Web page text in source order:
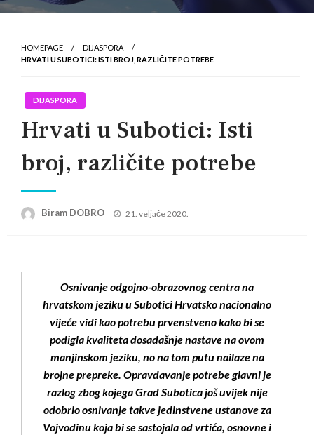
HOMEPAGE
DIJASPORA
HRVATI U SUBOTICI: ISTI BROJ, RAZLIČITE POTREBE
DIJASPORA
Hrvati u Subotici: Isti
broj, različite potrebe
Biram DOBRO
Posted
21. veljače 2020.
Osnivanje odgojno-obrazovnog centra na
hrvatskom jeziku u Subotici Hrvatsko nacionalno
vijeće vidi kao potrebu prvenstveno kako bi se
podigla kvaliteta dosadašnje nastave na ovom
manjinskom jeziku, no na tom putu nailaze na
brojne prepreke. Opravdavanje potrebe glavni je
razlog zbog kojega Grad Subotica još uvijek nije
odobrio osnivanje takve jedinstvene ustanove za
Vojvodinu koja bi se sastojala od vrtića, osnovne i